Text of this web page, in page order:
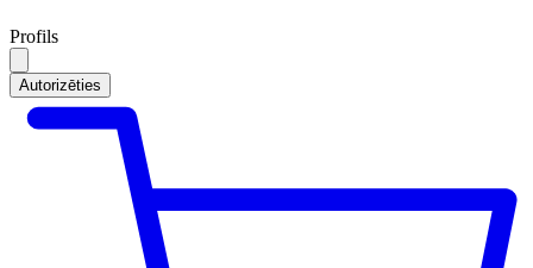
Profils
Autorizēties